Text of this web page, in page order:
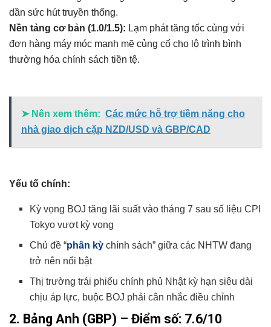
dần sức hút truyền thống.
Nền tảng cơ bản (1.0/1.5): Lạm phát tăng tốc cùng với
đơn hàng máy móc mạnh mẽ củng cố cho lộ trình bình
thường hóa chính sách tiền tệ.
➤ Nên xem thêm: Các mức hỗ trợ tiềm năng cho
nhà giao dịch cặp NZD/USD và GBP/CAD
Yếu tố chính:
Kỳ vọng BOJ tăng lãi suất vào tháng 7 sau số liệu CPI
Tokyo vượt kỳ vọng
Chủ đề “phân kỳ chính sách” giữa các NHTW đang
trở nên nổi bật
Thị trường trái phiếu chính phủ Nhật kỳ hạn siêu dài
chịu áp lực, buộc BOJ phải cân nhắc điều chỉnh
2. Bảng Anh (GBP) – Điểm số: 7.6/10